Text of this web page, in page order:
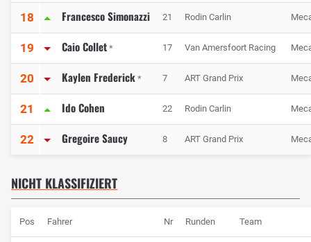
18 Francesco Simonazzi 21 Rodin Carlin
19 Caio Collet * 17 Van Amersfoort Racing
20 Kaylen Frederick * 7 ART Grand Prix
21 Ido Cohen 22 Rodin Carlin
22 Gregoire Saucy 8 ART Grand Prix
NICHT KLASSIFIZIERT
Pos Fahrer Nr Runden Team